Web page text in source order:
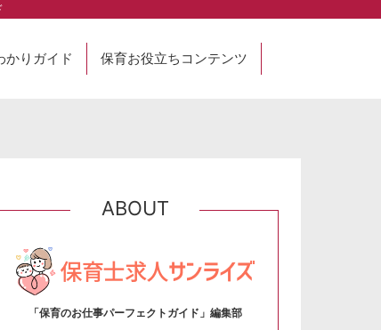
かりガイド 保育お役立ちコンテンツ
ABOUT
「保育のお仕事パーフェクトガイド」編集部